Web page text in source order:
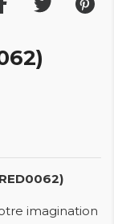
imagination